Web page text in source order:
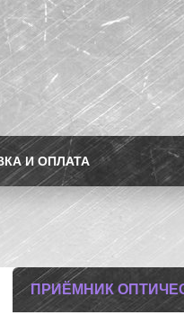
И ОПЛАТА
ПРИЁМНИК